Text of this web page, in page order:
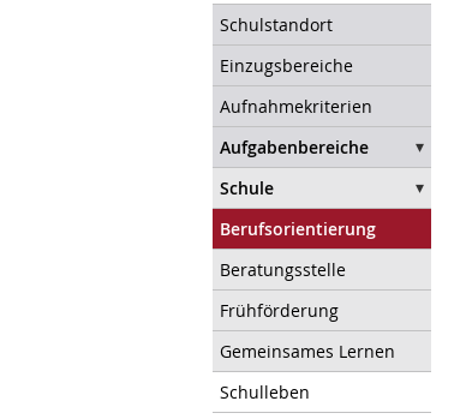
Schulstandort
Einzugsbereiche
Aufnahmekriterien
Aufgabenbereiche
Schule
Berufsorientierung
Beratungsstelle
Frühförderung
Gemeinsames Lernen
Schulleben